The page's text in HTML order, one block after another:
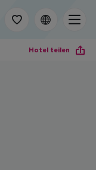
Hotel teilen